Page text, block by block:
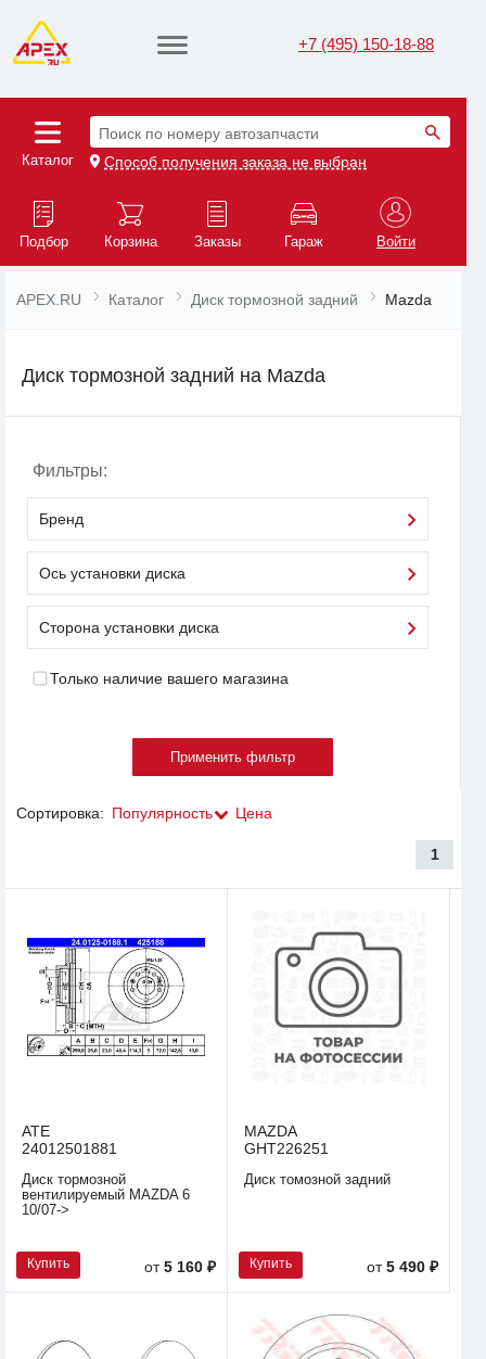
+7 (495) 150-18-88
Каталог
Поиск по номеру автозапчасти
Способ получения заказа не выбран
Подбор Корзина Заказы Гараж Войти
APEX.RU Каталог Диск тормозной задний Mazda
Диск тормозной задний на Mazda
Фильтры:
Бренд
Ось установки диска
Сторона установки диска
Только наличие вашего магазина
Сортировка: Популярность Цена
1
ATE
24012501881
Диск тормозной
вентилируемый MAZDA 6
10/07->
Купить от5 160 ₽
MAZDA
GHT226251
Диск томозной задний
Купить от5 490 ₽